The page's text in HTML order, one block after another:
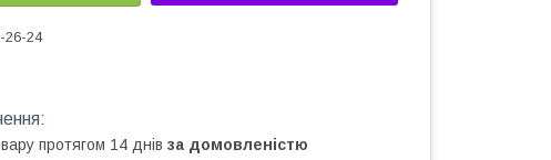
26-24
протягом 14 днів за домовленістю